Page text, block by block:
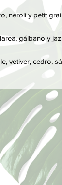
neroli y petit
gálbano y
vetiver, cedro,